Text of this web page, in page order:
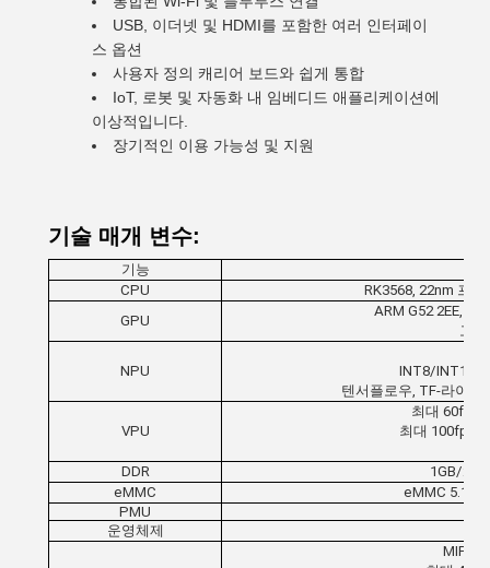
USB, 이더넷 및 HDMI를 포함한 여러 인터페이
스 옵션
사용자 정의 캐리어 보드와 쉽게 통합
IoT, 로봇 및 자동화 내 임베디드 애플리케이션에
이상적입니다.
장기적인 이용 가능성 및 지원
기술 매개 변수:
기능
CPU
RK3568, 22nm 프
GPU
ARM G52 2EE,
고
NPU
INT8/INT16/
텐서플로우, TF-라이트
VPU
최대 60fps
최대 100fps
DDR
1GB/
eMMC
eMMC 5.1
PMU
운영체제
MIPI